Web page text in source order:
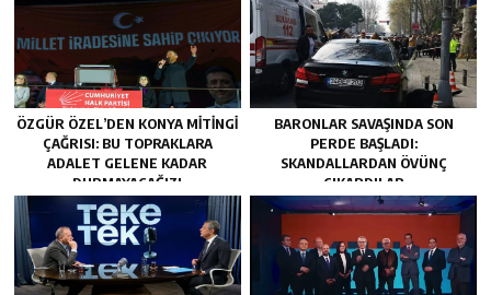
ÖZGÜR ÖZEL’DEN KONYA MITINGI
ÇAĞRISI: BU TOPRAKLARA
ADALET GELENE KADAR
DURMAYACAĞIZ!
BARONLAR SAVAŞINDA SON
PERDE BAŞLADI:
SKANDALLARDAN ÖVÜNÇ
ÇIKARDILAR